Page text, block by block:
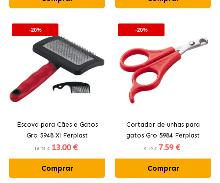
-20%
Escova para Cães e Gatos
Gro 5948 Xl Ferplast
16.25 € 13.00 €
Comprar
-20%
Cortador de unhas para
gatos Gro 5984 Ferplast
9.49 € 7.59 €
Comprar